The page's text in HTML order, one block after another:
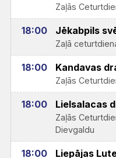
Zaļās
18:00 Jēkabpils
Zaļā
18:00 Kandavas
Zaļās
18:00 Lielsalacas
Zaļās
Dievgaldu
18:00 Liepājas